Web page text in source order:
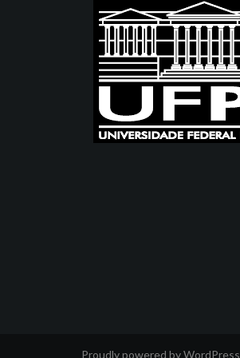
Proudly powered by WordPress